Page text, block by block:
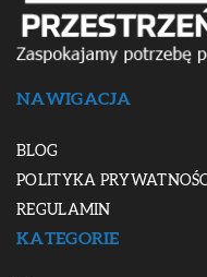
NAWIGACJA
BLOG
POLITYKA
REGULAMIN
KATEGORIE